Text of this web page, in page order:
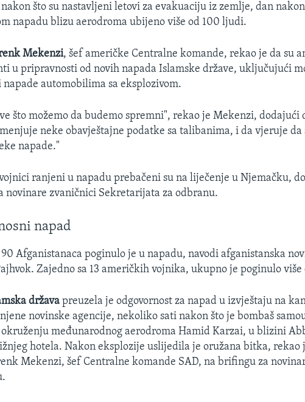
što su nastavljeni letovi za evakuaciju iz zemlje, dan
napadu blizu aerodroma ubijeno više od 100 ljudi.
Mekenzi, šef američke Centralne komande, rekao je da su
u pripravnosti od novih napada Islamske države, uključujući
automobilima sa eksplozivom.
što možemo da budemo spremni", rekao je Mekenzi, dodajući
neke obavještajne podatke sa talibanima, i da vjeruje da
napade."
ranjeni u napadu prebačeni su na liječenje u Njemačku,
novinare zvaničnici Sekretarijata za odbranu.
napad
Afganistanaca poginulo je u napadu, navodi afganistanska
Zajedno sa 13 američkih vojnika, ukupno je poginulo
državapreuzela je odgovornost za napad u izvještaju na
novinske agencije, nekoliko sati nakon što je bombaš
međunarodnog aerodroma Hamid Karzai, u blizini
hotela. Nakon eksplozije uslijedila je oružana bitka, rekao
Mekenzi, šef Centralne komande SAD, na brifingu za